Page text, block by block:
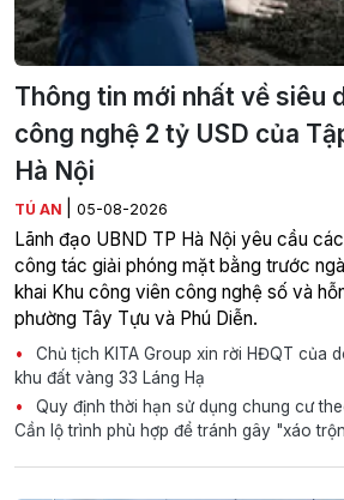
Thông tin mới nhất về siêu
công nghệ 2 tỷ USD của
Hà Nội
TÚ AN 05-08-2026
Lãnh đạo UBND TP Hà Nội yêu cầu
công tác giải phóng mặt bằng trước
khai Khu công viên công nghệ số và
phường Tây Tựu và Phú Diễn.
Chủ tịch KITA Group xin rời HĐQT của
khu đất vàng 33 Láng Hạ
Quy định thời hạn sử dụng chung cư
Cần lộ trình phù hợp để tránh gây "xáo